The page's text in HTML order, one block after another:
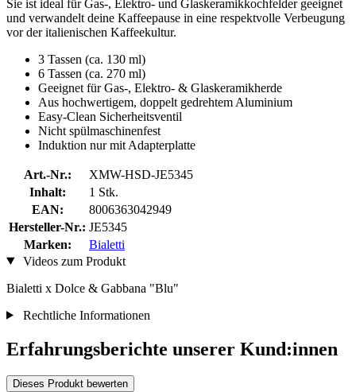
Sie ist ideal für Gas-, Elektro- und Glaskeramikkochfelder geeignet
und verwandelt deine Kaffeepause in eine respektvolle Verbeugung
vor der italienischen Kaffeekultur.
3 Tassen (ca. 130 ml)
6 Tassen (ca. 270 ml)
Geeignet für Gas-, Elektro- & Glaskeramikherde
Aus hochwertigem, doppelt gedrehtem Aluminium
Easy-Clean Sicherheitsventil
Nicht spülmaschinenfest
Induktion nur mit Adapterplatte
Art.-Nr.:
XMW-HSD-JE5345
Inhalt:
1 Stk.
EAN:
8006363042949
Hersteller-Nr.: JE5345
Marken:
Bialetti
Videos zum Produkt
Bialetti x Dolce & Gabbana "Blu"
Rechtliche Informationen
Erfahrungsberichte unserer Kund:innen
Dieses Produkt bewerten